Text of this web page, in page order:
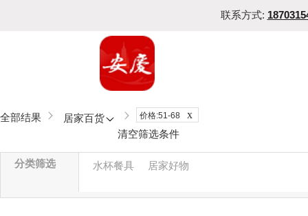
联系方式:
全部结果 居家百货 价格:51-68
x
清空筛选条件
分类筛选 水杯餐具 居家好物